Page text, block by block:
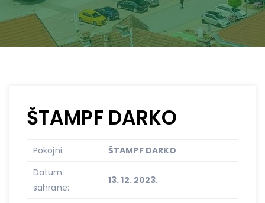
ŠTAMPF DARKO
Pokojni:
ŠTAMPF DARKO
Datum
sahrane:
13. 12. 2023.